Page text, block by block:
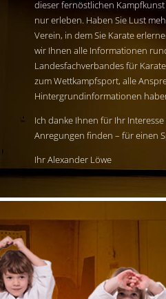
dieser fernöstlichen
nur erleben. Haben Sie Lust
Verein, in dem Sie Karate
wir Ihnen alle Informationen
Landesfachverbandes für
zum Wettkampfsport, alle
Hintergrundinformationen
Ich danke Ihnen für Ihr
Anregungen finden – für einen
Ihr Alexander Löwe